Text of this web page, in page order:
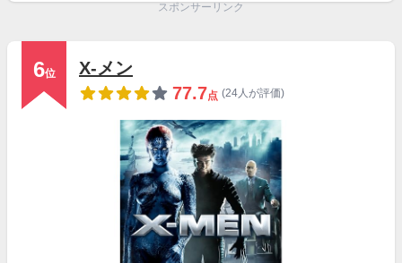
スポンサーリンク
6位
X-メン
77.7点 (24人が評価)